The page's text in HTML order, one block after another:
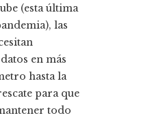
(esta última
las
en más
hasta la
para que
todo